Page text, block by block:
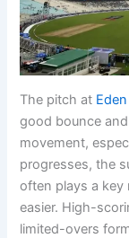
The pitch at
good bounce
movement,
progresses, the
often plays a key
easier. High-
limited-overs